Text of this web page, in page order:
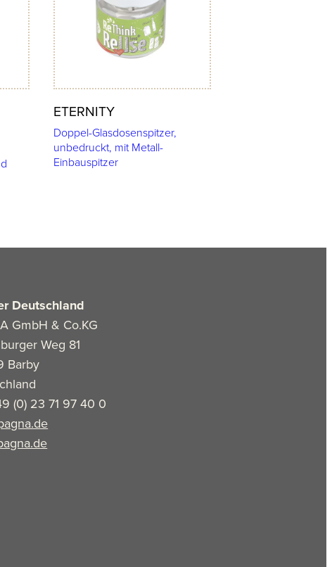
ETERNITY
Doppel-Glasdosenspitzer,
unbedruckt, mit Metall-
Einbauspitzer
Deutschland
GmbH & Co.KG
Weg 81
Barby
(0) 23 71 97 40 0